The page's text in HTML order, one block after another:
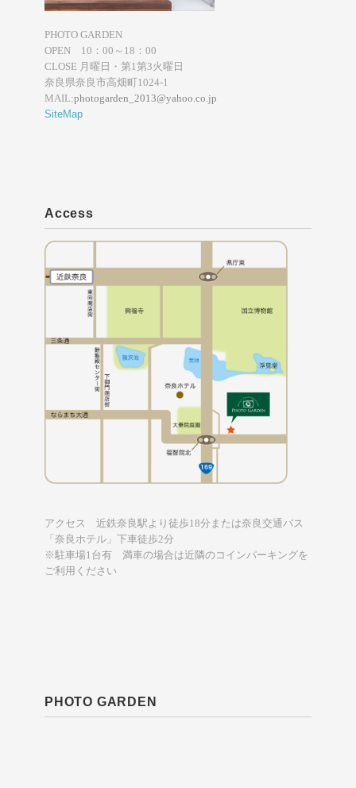
PHOTO GARDEN
OPEN 10：00～18：00
CLOSE 月曜日・第1第3火曜日
奈良県奈良市高畑町1024-1
MAIL:photogarden_2013@yahoo.co.jp
SiteMap
Access
アクセス 近鉄奈良駅より徒歩18分または奈良交通バス
「奈良ホテル」下車徒歩2分
※駐車場1台有 満車の場合は近隣のコインパーキングを
ご利用ください
PHOTO GARDEN